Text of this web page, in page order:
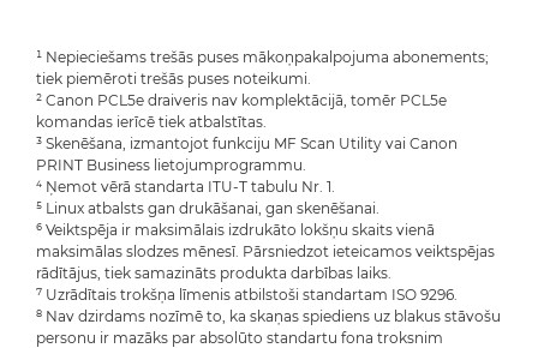
¹ Nepieciešams trešās puses mākoņpakalpojuma abonements;
tiek piemēroti trešās puses noteikumi.
² Canon PCL5e draiveris nav komplektācijā, tomēr PCL5e
komandas ierīcē tiek atbalstītas.
³ Skenēšana, izmantojot funkciju MF Scan Utility vai Canon
PRINT Business lietojumprogrammu.
⁴ Ņemot vērā standarta ITU-T tabulu Nr. 1.
⁵ Linux atbalsts gan drukāšanai, gan skenēšanai.
⁶ Veiktspēja ir maksimālais izdrukāto lokšņu skaits vienā
maksimālas slodzes mēnesī. Pārsniedzot ieteicamos veiktspējas
rādītājus, tiek samazināts produkta darbības laiks.
⁷ Uzrādītais trokšņa līmenis atbilstoši standartam ISO 9296.
⁸ Nav dzirdams nozīmē to, ka skaņas spiediens uz blakus stāvošu
personu ir mazāks par absolūto standartu fona troksnim